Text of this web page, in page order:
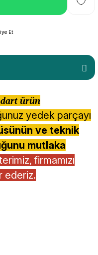
Et
ürün
yedek parçayı
ve teknik
mutlaka
firmamızı
ederiz.